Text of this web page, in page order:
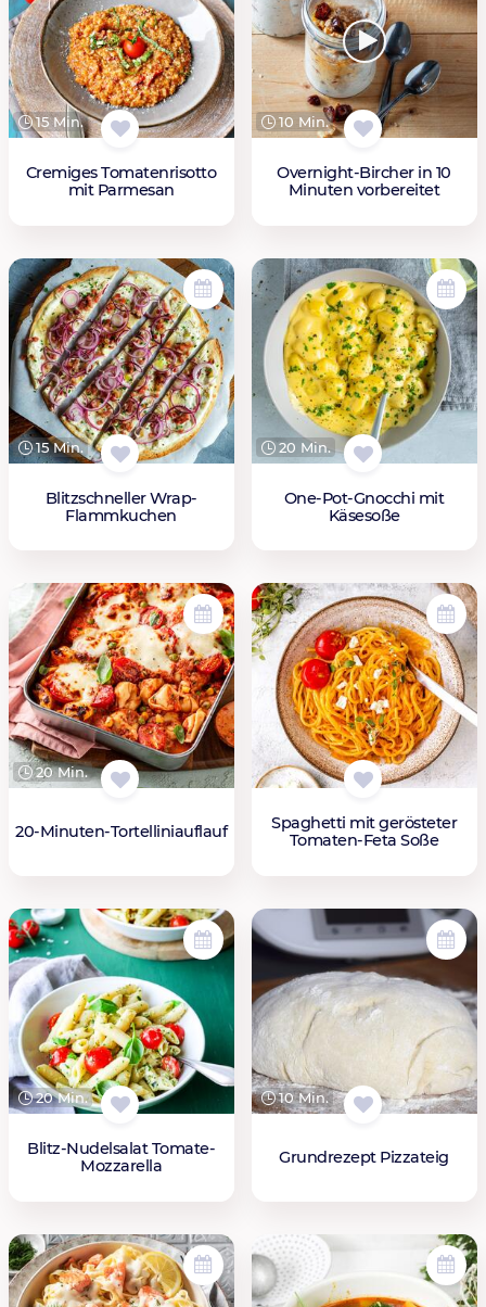
15 Min.
Cremiges Tomatenrisotto
mit Parmesan
10 Min.
Overnight-Bircher in 10
Minuten vorbereitet
15 Min.
Blitzschneller Wrap-
Flammkuchen
20 Min.
One-Pot-Gnocchi mit
Käsesoße
20 Min.
20-Minuten-Tortelliniauflauf
Spaghetti mit gerösteter
Tomaten-Feta Soße
20 Min.
Blitz-Nudelsalat Tomate-
Mozzarella
10 Min.
Grundrezept Pizzateig